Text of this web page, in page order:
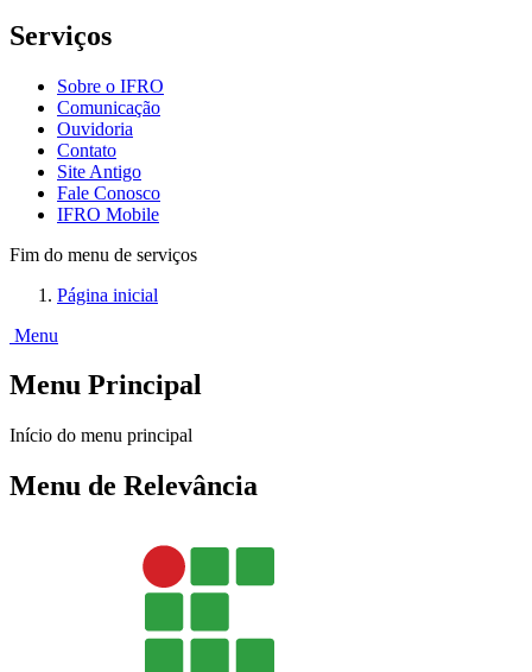
Serviços
Sobre o IFRO
Comunicação
Ouvidoria
Contato
Site Antigo
Fale Conosco
IFRO Mobile
Fim do menu de serviços
Página inicial
Menu
Menu Principal
Início do menu principal
Menu de Relevância